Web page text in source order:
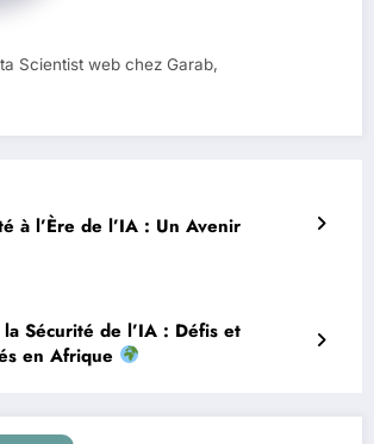
Scientist web chez Garab,
à l’Ère de l’IA : Un Avenir
Sécurité de l’IA : Défis et
en Afrique